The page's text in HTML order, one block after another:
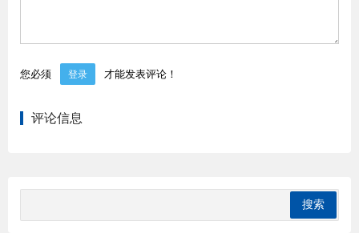
您必须 登录 才能发表评论！
评论信息